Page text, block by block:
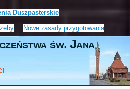
Duszpasterskie
Nowe zasady przygotowania
św. Jana